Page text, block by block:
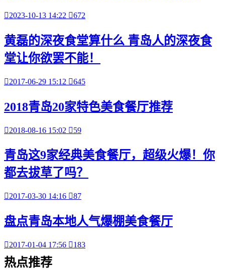
2023-10-13 14:22 672
黄磊的深夜食堂算什么 青岛人的深夜食
堂让你欲罢不能！
2017-06-29 15:12 645
2018青岛20家特色美食餐厅推荐
2018-08-16 15:02 59
青岛这9家经典美食餐厅，超级火爆！你
都去拔草了吗？
2017-03-30 14:16 87
盘点青岛本地人气爆棚美食餐厅
2017-01-04 17:56 183
热点推荐